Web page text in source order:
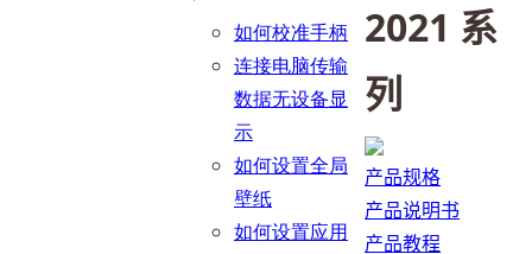
如何校准手柄
连接电脑传输
数据无设备显
示
如何设置全局
壁纸
如何设置应用
2021 系
列
产品规格
产品说明书
产品教程